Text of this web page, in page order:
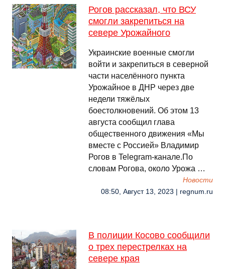
Рогов рассказал, что ВСУ
смогли закрепиться на
севере Урожайного
Украинские военные смогли
войти и закрепиться в северной
части населённого пункта
Урожайное в ДНР через две
недели тяжёлых
боестолкновений. Об этом 13
августа сообщил глава
общественного движения «Мы
вместе с Россией» Владимир
Рогов в Telegram-канале.По
словам Рогова, около Урожа …
Новости
08:50, Август 13, 2023 | regnum.ru
В полиции Косово сообщили
о трех перестрелках на
севере края